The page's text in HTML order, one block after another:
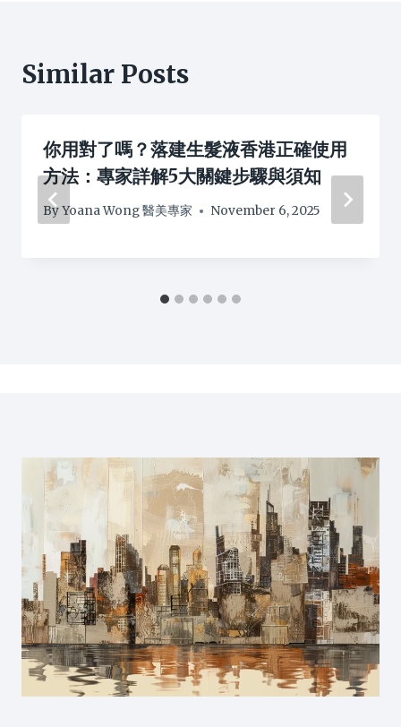
Similar Posts
你用對了嗎？落建生髮液香港正確使用
方法：專家詳解5大關鍵步驟與須知
ByYoana Wong 醫美專家 November 6, 2025